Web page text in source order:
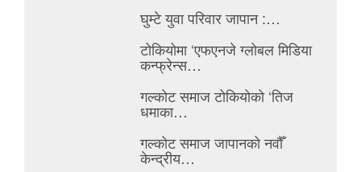
घुम्टे युवा परिवार जापान :…
टोकियोमा ‘एफएनजे ग्लोबल मिडिया
कन्फ्रेन्स…
गल्कोट समाज टोकियोको ‘तिज
धमाका…
गल्कोट समाज जापानको नवौँ
केन्द्रीय…